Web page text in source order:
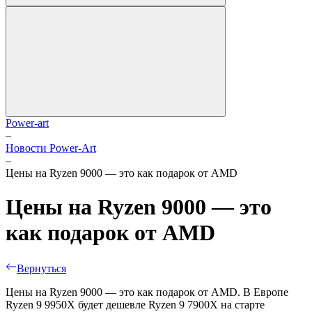
Power-art
–
Новости Power-Art
–
Цены на Ryzen 9000 — это как подарок от AMD
Цены на Ryzen 9000 — это
как подарок от AMD
Вернуться
Цены на Ryzen 9000 — это как подарок от AMD. В Европе
Ryzen 9 9950X будет дешевле Ryzen 9 7900X на старте